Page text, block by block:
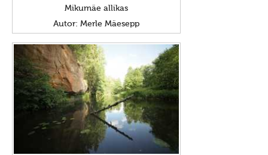
Mikumäe allikas
Autor: Merle Mäesepp